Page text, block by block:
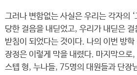
그러나 변함없는 사실은 우리는 각자의
당한 걸음을 내딛었고, 우리가 내딛은
받침이 되었다는 것이다. 나의 이번 방학
장정은 이렇게 막을 내렸다. 마지막으로
스텝 형, 누나들, 75명의 대원들과 단장